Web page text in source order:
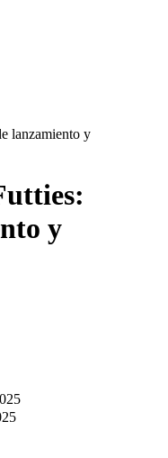
lanzamiento y
y